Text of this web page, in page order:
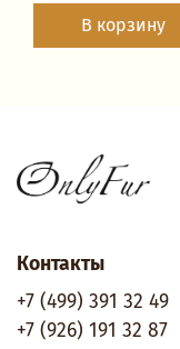
В корзину
Контакты
+7 (499) 391 32 49
+7 (926) 191 32 87